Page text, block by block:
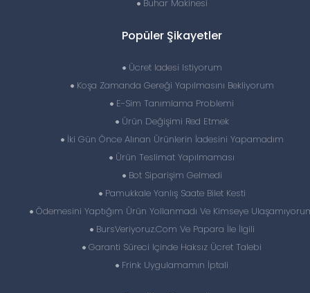
Buhar Makinesi
Popüler Şikayetler
Ücret Iadesi Istiyorum
Koşa Zamanda Gereği Yapılmasını Bekliyorum
E-Sim Tanımlama Problemi
Ürün Değişimi Red Etmek
İki Gün Önce Alınan Ürünlerin İadesini Yapamadım
Ürün Teslimat Yapılmaması
Bot Siparişim Gelmedi
Pamukkale Yanlış Saate Bilet Kesti
Ödemesini Yaptığım Ürün Yollanmadı Ve Kimseye
BursVeriyoruz.Com Ve Papara İle İlgili
Garanti Süreci Içinde Haksız Ücret Talebi
Frink Uygulamamın İptali